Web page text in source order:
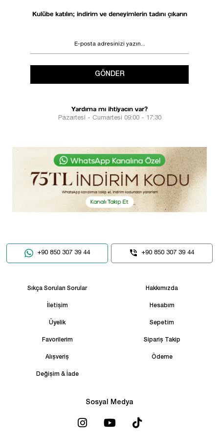
Kulübe katılın; indirim ve deneyimlerin tadını çıkarın
GÖNDER
Yardıma mı ihtiyacın var?
Pazartesi - Cumartesi 09:00 - 17:30
+90 850 307 39 44 +90 850 307 39 44
Sıkça Sorulan Sorular Hakkımızda
İletişim Hesabım
Üyelik Sepetim
Favorilerim Sipariş Takip
Alışveriş Ödeme
Değişim & İade
Sosyal Medya